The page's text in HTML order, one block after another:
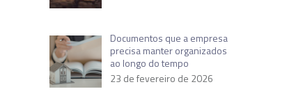
Documentos que a empresa
precisa manter organizados
ao longo do tempo
23 de fevereiro de 2026